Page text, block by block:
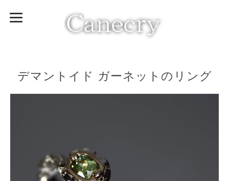
デマントイド ガーネットのリング